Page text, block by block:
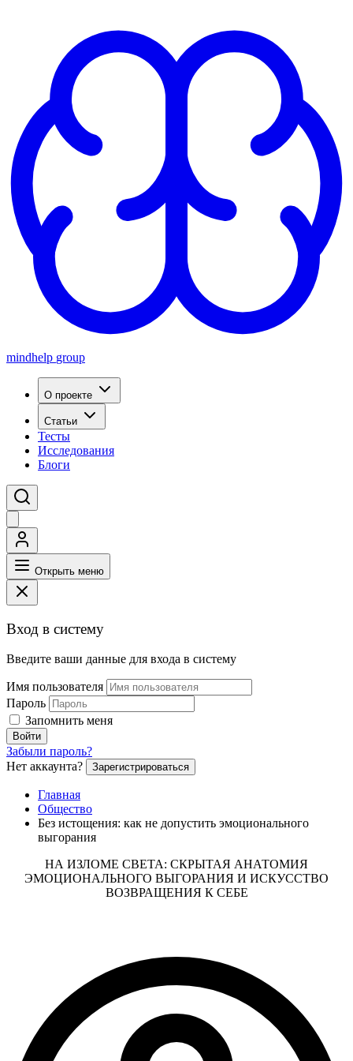
mindhelp group
О проекте
Статьи
Тесты
Исследования
Блоги
Открыть меню
Вход в систему
Введите ваши данные для входа в систему
Имя пользователя
Пароль
Запомнить меня
Войти
Забыли пароль?
Нет аккаунта?
Зарегистрироваться
Главная
Общество
Без истощения: как не допустить эмоционального
выгорания
НА ИЗЛОМЕ СВЕТА: СКРЫТАЯ АНАТОМИЯ
ЭМОЦИОНАЛЬНОГО ВЫГОРАНИЯ И ИСКУССТВО
ВОЗВРАЩЕНИЯ К СЕБЕ